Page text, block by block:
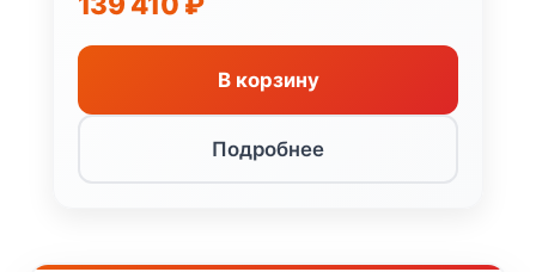
В корзину
Подробнее